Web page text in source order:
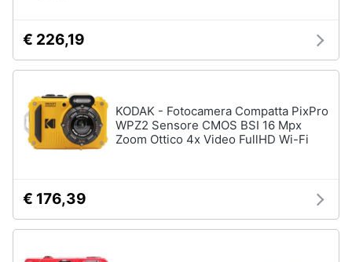
Fotografia
Abbigliamento
Animali
€ 226,19
KODAK - Fotocamera Compatta PixPro
WPZ2 Sensore CMOS BSI 16 Mpx
Zoom Ottico 4x Video FullHD Wi-Fi
€ 176,39